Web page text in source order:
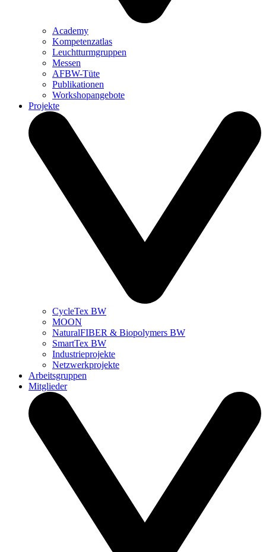
Academy
Kompetenzatlas
Leuchtturm­gruppen
Messen
AFBW-Tüte
Publikationen
Workshopangebote
Projekte
CycleTex BW
MOON
NaturalFIBER & Biopolymers BW
SmartTex BW
Industrieprojekte
Netzwerkprojekte
Arbeitsgruppen
Mitglieder